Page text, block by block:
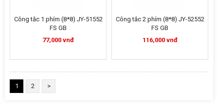
Công tắc 1 phím (8*8) JY-51552
FS GB
77,000 vnđ
Công tắc 2 phím (8*8) JY-52552
FS GB
116,000 vnđ
1 2 >